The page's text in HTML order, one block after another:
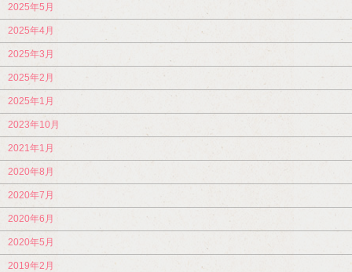
2025年5月
2025年4月
2025年3月
2025年2月
2025年1月
2023年10月
2021年1月
2020年8月
2020年7月
2020年6月
2020年5月
2019年2月